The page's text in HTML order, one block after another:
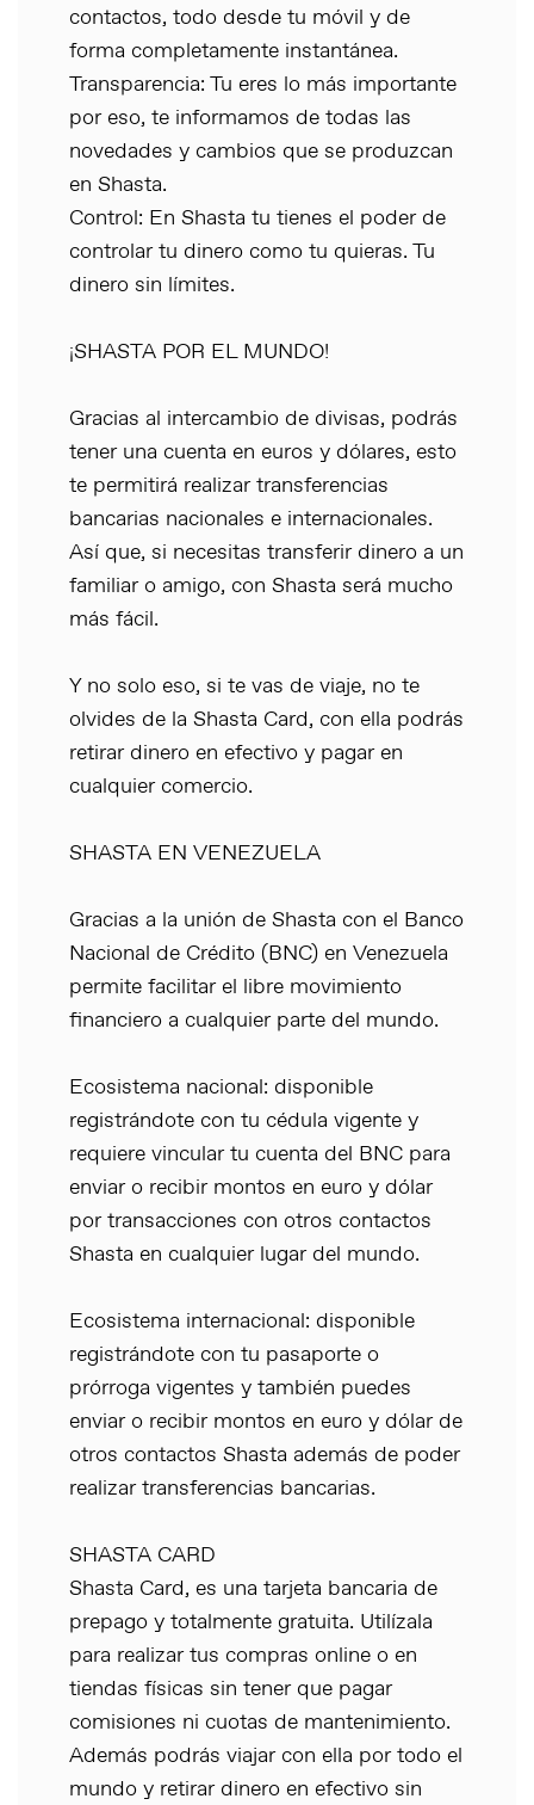
contactos, todo desde tu móvil y de
forma completamente instantánea.
Transparencia: Tu eres lo más importante
por eso, te informamos de todas las
novedades y cambios que se produzcan
en Shasta.
Control: En Shasta tu tienes el poder de
controlar tu dinero como tu quieras. Tu
dinero sin límites.
¡SHASTA POR EL MUNDO!
Gracias al intercambio de divisas, podrás
tener una cuenta en euros y dólares, esto
te permitirá realizar transferencias
bancarias nacionales e internacionales.
Así que, si necesitas transferir dinero a un
familiar o amigo, con Shasta será mucho
más fácil.
Y no solo eso, si te vas de viaje, no te
olvides de la Shasta Card, con ella podrás
retirar dinero en efectivo y pagar en
cualquier comercio.
SHASTA EN VENEZUELA
Gracias a la unión de Shasta con el Banco
Nacional de Crédito (BNC) en Venezuela
permite facilitar el libre movimiento
financiero a cualquier parte del mundo.
Ecosistema nacional: disponible
registrándote con tu cédula vigente y
requiere vincular tu cuenta del BNC para
enviar o recibir montos en euro y dólar
por transacciones con otros contactos
Shasta en cualquier lugar del mundo.
Ecosistema internacional: disponible
registrándote con tu pasaporte o
prórroga vigentes y también puedes
enviar o recibir montos en euro y dólar de
otros contactos Shasta además de poder
realizar transferencias bancarias.
SHASTA CARD
Shasta Card, es una tarjeta bancaria de
prepago y totalmente gratuita. Utilízala
para realizar tus compras online o en
tiendas físicas sin tener que pagar
comisiones ni cuotas de mantenimiento.
Además podrás viajar con ella por todo el
mundo y retirar dinero en efectivo sin